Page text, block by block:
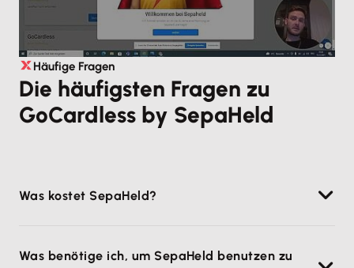
Häufige Fragen
Die häufigsten Fragen zu
GoCardless by SepaHeld
Was kostet SepaHeld?
Was benötige ich, um SepaHeld benutzen zu